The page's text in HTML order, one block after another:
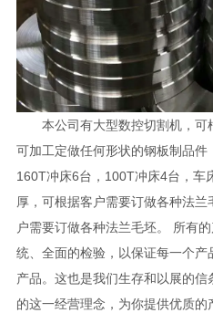
本公司有大型数控切割机，可
可加工定做任何形状的钢板制品件
160T冲床6台，100T冲床4台，车
厚，可根据客户需要订做各种法
户需要订做各种法兰毛坯。 所有
统、全面的检验，以保证每一个
产品。这也是我们生存和以展的
的这一经营理念，为你提供优质的